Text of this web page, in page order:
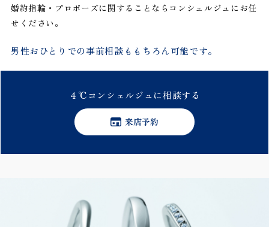
婚約指輪・プロポーズに関することならコンシェルジュにお任
せください。
男性おひとりでの事前相談ももちろん可能です。
４℃コンシェルジュに相談する
来店予約